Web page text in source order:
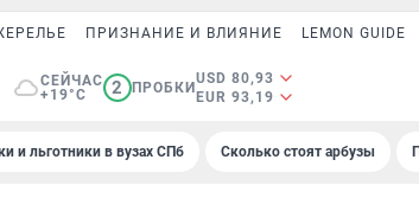
ПРИЗНАНИЕ И ВЛИЯНИЕ LEMON GUIDE
СЕЙЧАС
+19°C
2 ПРОБКИ
USD 80,93
EUR 93,19
и льготники в вузах СПб Сколько стоят арбузы